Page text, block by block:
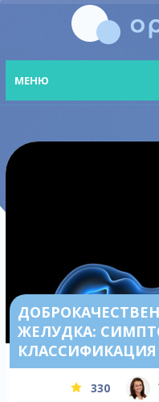
МЕНЮ
ЖЕЛУДКА:
КЛАССИФИКАЦИЯ
330